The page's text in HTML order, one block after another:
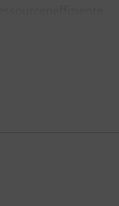
Gebäude
seine Kunden,
Siemens ist